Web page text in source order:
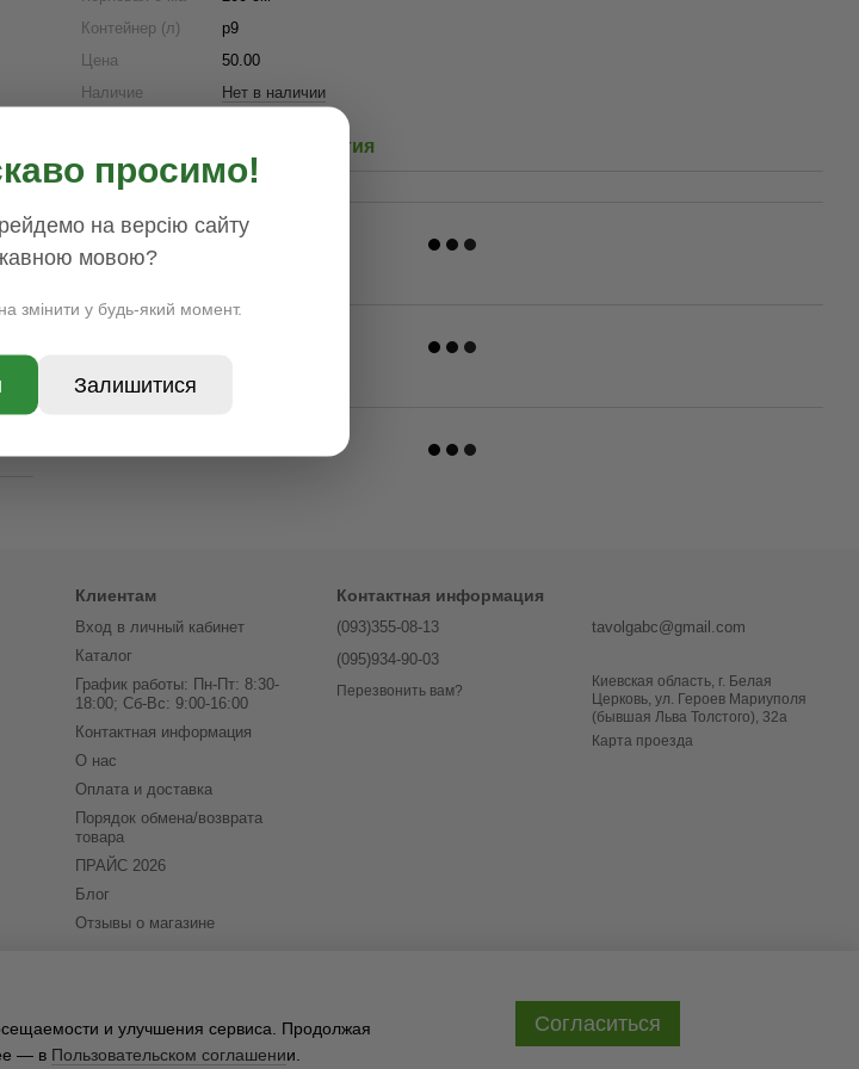
Контейнер (л)
р9
Цена
50.00
Наличие
Нет в наличии
Гарантия
Клиентам
Вход в личный кабинет
Каталог
График работы: Пн-Пт: 8:30-
18:00; Сб-Вс: 9:00-16:00
Контактная информация
О нас
Оплата и доставка
Порядок обмена/возврата
товара
ПРАЙС 2026
Блог
Отзывы о магазине
Контактная информация
(093)355-08-13
(095)934-90-03
Перезвонить вам?
tavolgabc@gmail.com
Киевская область, г. Белая
Церковь, ул. Героев Мариуполя
(бывшая Льва Толстого), 32a
Карта проезда
и улучшения сервиса. Продолжая
— в Пользовательском соглашении.
Согласиться
просимо!
на версію сайту
мовою?
змінити у будь-який момент.
Залишитися